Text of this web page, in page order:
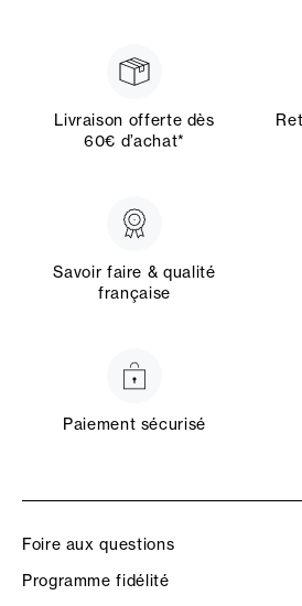
Livraison offerte dès
60€ d’achat*
Savoir faire & qualité
française
Paiement sécurisé
Foire aux questions
Programme fidélité